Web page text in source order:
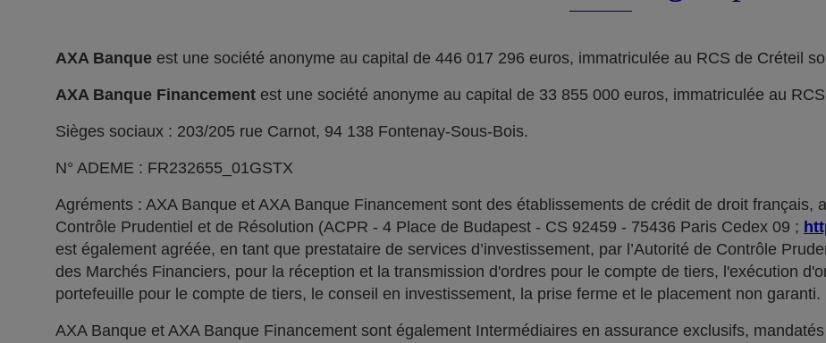
AXA Banque est une société anonyme au capital de 446 017 296 euros, immatriculée au RCS de Créteil
AXA Banque Financement est une société anonyme au capital de 33 855 000 euros, immatriculée au
Sièges sociaux : 203/205 rue Carnot, 94 138 Fontenay-Sous-Bois.
N° ADEME : FR232655_01GSTX
Agréments : AXA Banque et AXA Banque Financement sont des établissements de crédit de droit français,
Contrôle Prudentiel et de Résolution (ACPR - 4 Place de Budapest - CS 92459 - 75436 Paris Cedex 09 ;
est également agréée, en tant que prestataire de services d’investissement, par l’Autorité de Contrôle
des Marchés Financiers, pour la réception et la transmission d'ordres pour le compte de tiers, l'exécution
portefeuille pour le compte de tiers, le conseil en investissement, la prise ferme et le placement non garanti.
AXA Banque et AXA Banque Financement sont également Intermédiaires en assurance exclusifs,